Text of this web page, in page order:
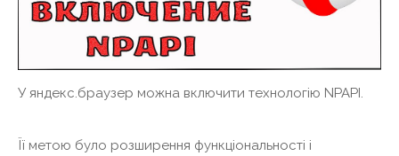
У яндекс.браузер можна включити технологію NPAPI.
Її метою було розширення функціональності і